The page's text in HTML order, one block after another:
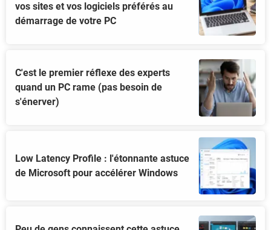
vos sites et vos logiciels préférés au
démarrage de votre PC
C'est le premier réflexe des experts
quand un PC rame (pas besoin de
s'énerver)
Low Latency Profile : l'étonnante astuce
de Microsoft pour accélérer Windows